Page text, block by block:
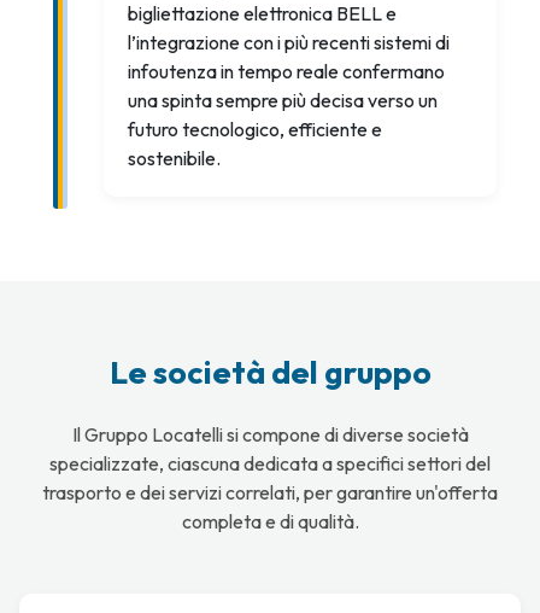
bigliettazione elettronica BELL e
l’integrazione con i più recenti sistemi di
infoutenza in tempo reale confermano
una spinta sempre più decisa verso un
futuro tecnologico, efficiente e
sostenibile.
Le società del gruppo
Il Gruppo Locatelli si compone di diverse società
specializzate, ciascuna dedicata a specifici settori del
trasporto e dei servizi correlati, per garantire un'offerta
completa e di qualità.